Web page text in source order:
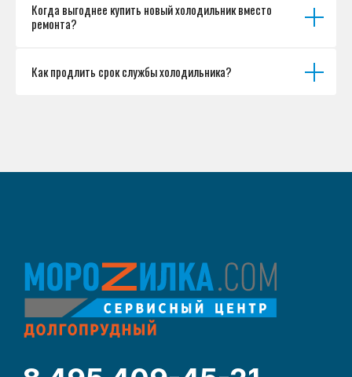
Когда выгоднее купить новый холодильник вместо
ремонта?
Как продлить срок службы холодильника?